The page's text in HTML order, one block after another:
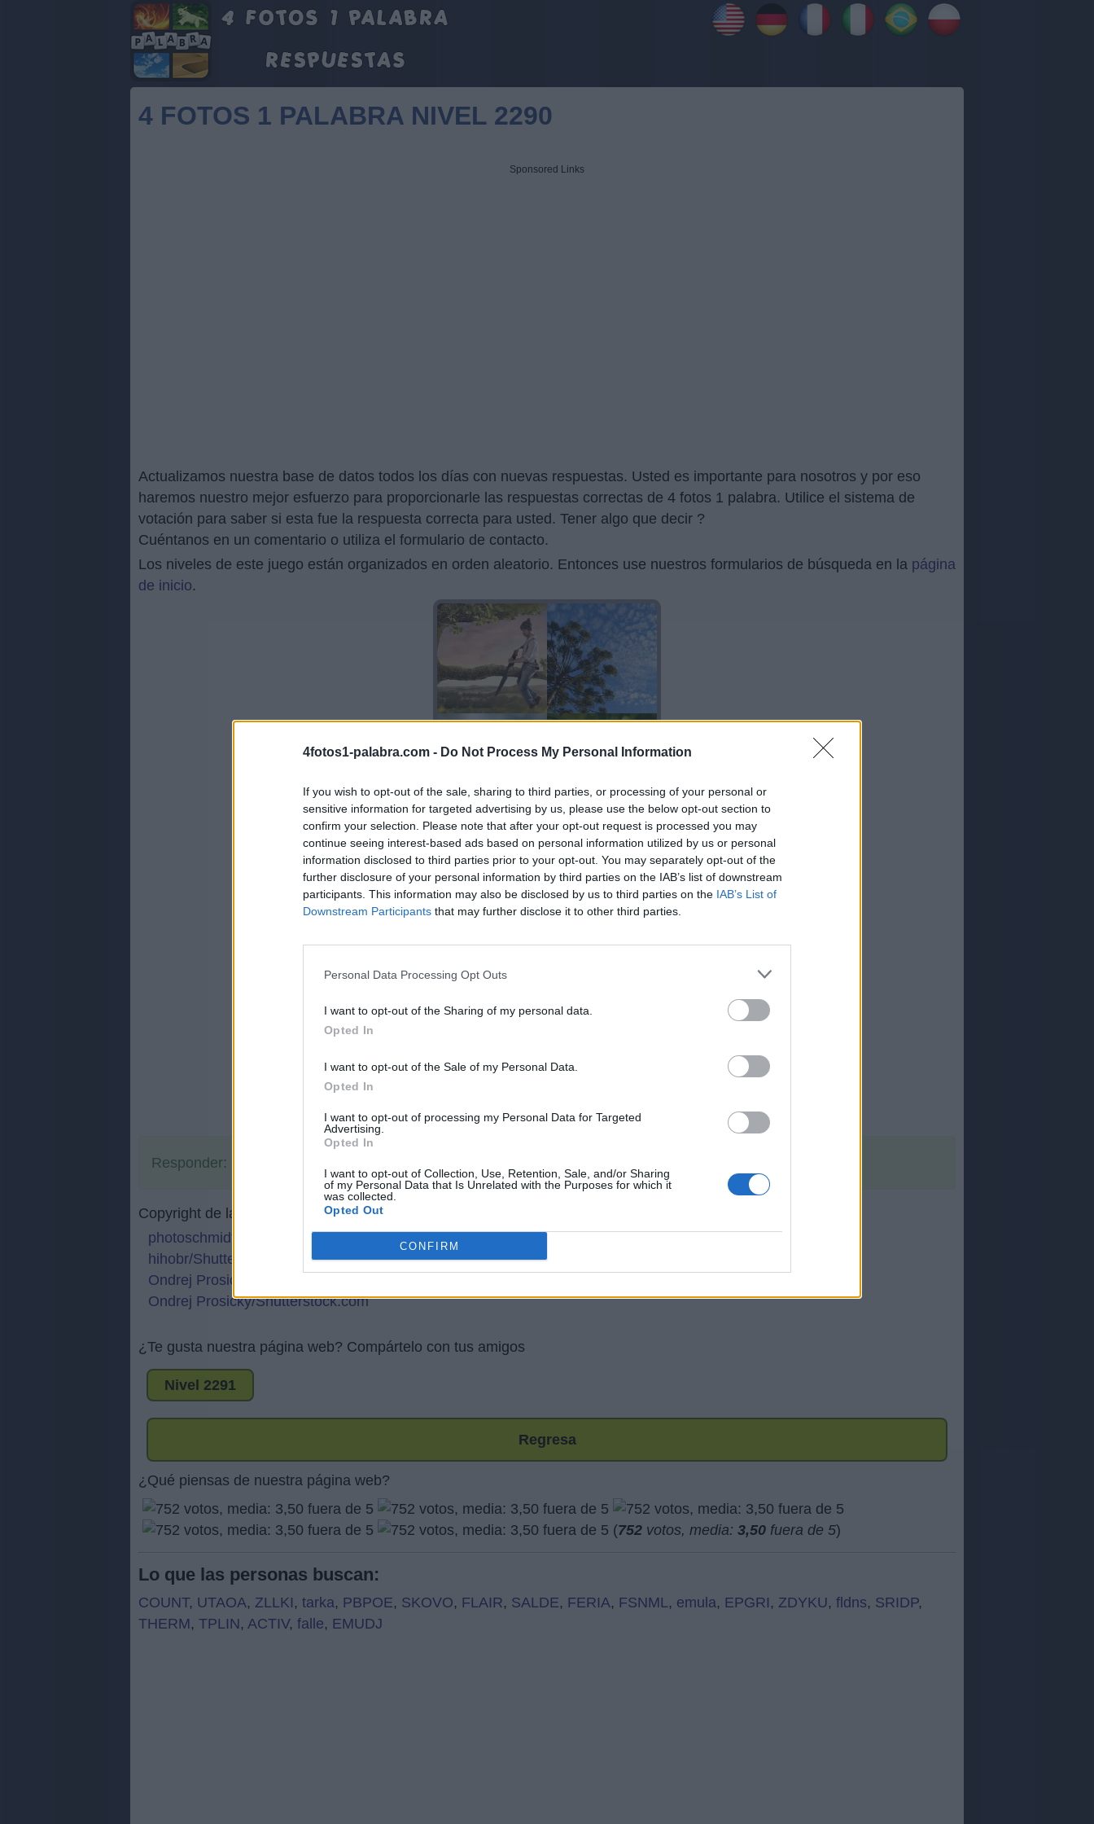
4fotos1-palabra.com - Do Not Process My Personal Information
If you wish to opt-out of the sale, sharing to third parties, or processing of your personal or
sensitive information for targeted advertising by us, please use the below opt-out section to
confirm your selection. Please note that after your opt-out request is processed you may
continue seeing interest-based ads based on personal information utilized by us or personal
information disclosed to third parties prior to your opt-out. You may separately opt-out of the
further disclosure of your personal information by third parties on the IAB’s list of downstream
participants. This information may also be disclosed by us to third parties on the IAB’s List of
Downstream Participants that may further disclose it to other third parties.
Personal Data Processing Opt Outs
I want to opt-out of the Sharing of my personal data.
Opted In
I want to opt-out of the Sale of my Personal Data.
Opted In
I want to opt-out of processing my Personal Data for Targeted
Advertising.
Opted In
I want to opt-out of Collection, Use, Retention, Sale, and/or Sharing
of my Personal Data that Is Unrelated with the Purposes for which it
was collected.
Opted Out
CONFIRM
4 FOTOS 1 PALABRA NIVEL 2290
Sponsored Links
Actualizamos nuestra base de datos todos los días con nuevas respuestas. Usted es importante para nosotros y por eso
haremos nuestro mejor esfuerzo para proporcionarle las respuestas correctas de 4 fotos 1 palabra. Utilice el sistema de
votación para saber si esta fue la respuesta correcta para usted. Tener algo que decir ?
Cuéntanos en un comentario o utiliza el formulario de contacto.
Los niveles de este juego están organizados en orden aleatorio. Entonces use nuestros formularios de búsqueda en la página
de inicio.
Sponsored Links
Responder:
Copyright de las imágenes:
photoschmidt/Shutterstock.com
hihobr/Shutterstock.com
Ondrej Prosicky/Shutterstock.com
Ondrej Prosicky/Shutterstock.com
¿Te gusta nuestra página web? Compártelo con tus amigos
Nivel 2291
Regresa
¿Qué piensas de nuestra página web?
(752 votos, media: 3,50 fuera de 5)
Lo que las personas buscan:
COUNT, UTAOA, ZLLKI , tarka, PBPOE, SKOVO, FLAIR, SALDE, FERIA, FSNML , emula, EPGRI , ZDYKU, fldns, SRIDP,
THERM, TPLIN, ACTIV, falle, EMUDJ